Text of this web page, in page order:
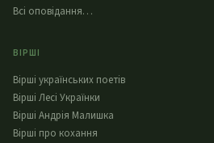
Всі оповідання…
ВІРШІ
Вірші українських поетів
Вірші Лесі Українки
Вірші Андрія Малишка
Вірші про кохання